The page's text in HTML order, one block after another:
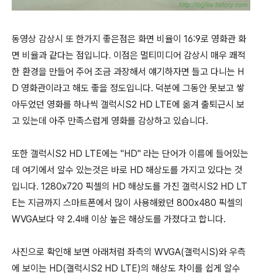
동영상 감상시 또 한가지 좋은점은 화면 비율이 16:9로 영화관 화
면 비율과 같다는 점입니다. 이점은 멀티미디어 감상시 매우 쾌적
한 환경을 만들어 주어 조금 과장해서 얘기하자면 들고 다니는 H
D 영화관이라고 해도 좋을 정도입니다. 덕분에 그동안 못보고 쌓
아두었던 영화를 하나씩 갤럭시S2 HD LTE에 옮겨 출퇴근시 보
고 있는데 아주 만족스럽게 영화를 감상하고 있습니다.
또한 갤럭시S2 HD LTE에는 "HD" 라는 단어가 이름에 들어있는
데 여기에서 알수 있는것은 바로 HD 해상도를 가지고 있다는 것
입니다. 1280x720 픽셀의 HD 해상도를 가진 갤럭시S2 HD LT
E는 지금까지 스마트폰에서 많이 사용해왔던 800x480 픽셀의
WVGA보다 약 2.4배 이상 높은 해상도를 가졌다고 합니다.
사진으로 확인해 보면 아래처럼 좌측의 WVGA(갤럭시S)와 우측
에 보이는 HD(갤럭시S2 HD LTE)의 해상도 차이를 쉽게 알수